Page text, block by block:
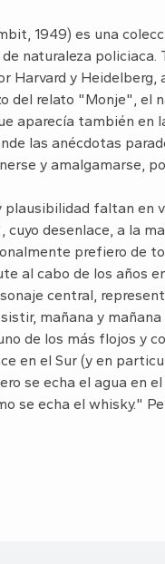
1949) es una
naturaleza
Harvard y
del relato "Monje", el
aparecía también en
las anécdotas
y amalgamarse,
faltan en
desenlace, a la
prefiero de
al cabo de los años
central,
mañana y mañana
de los más flojos y
en el Sur (y en
se echa el agua en
se echa el whisky."